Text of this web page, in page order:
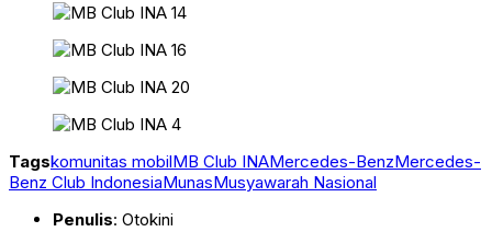
Tagskomunitas mobilMB Club INAMercedes-BenzMercedes-
Benz Club IndonesiaMunasMusyawarah Nasional
Penulis: Otokini